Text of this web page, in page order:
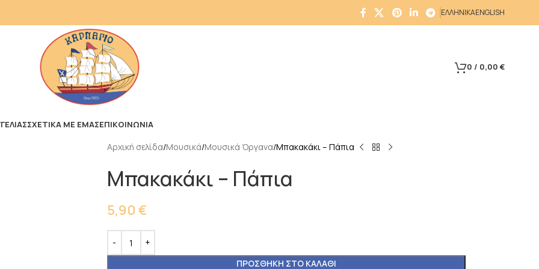
ΕΛΛΗΝΙΚΑENGLISH
0 / 0,00 €
ΣΧΕΤΙΚΑ ΜΕ ΕΜΑΣΕΠΙΚΟΙΝΩΝΙΑ
Αρχική σελίδα Μουσικά Μουσικά Όργανα Μπακακάκι – Πάπια
Μπακακάκι – Πάπια
5,90 €
ΠΡΟΣΘΉΚΗ ΣΤΟ ΚΑΛΆΘΙ